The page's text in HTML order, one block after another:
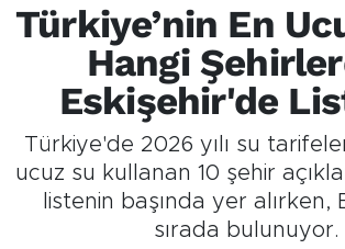
Türkiye’nin En
Hangi
Eskişehir'de
Türkiye'de 2026 yılı su
ucuz su kullanan 10 şehir
listenin başında yer alırken,
sırada bulunuyor.